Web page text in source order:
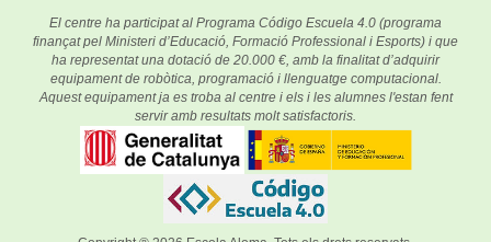
El centre ha participat al Programa Código Escuela 4.0 (programa
finançat pel Ministeri d’Educació, Formació Professional i Esports) i que
ha representat una dotació de 20.000 €, amb la finalitat d’adquirir
equipament de robòtica, programació i llenguatge computacional.
Aquest equipament ja es troba al centre i els i les alumnes l'estan fent
servir amb resultats molt satisfactoris.